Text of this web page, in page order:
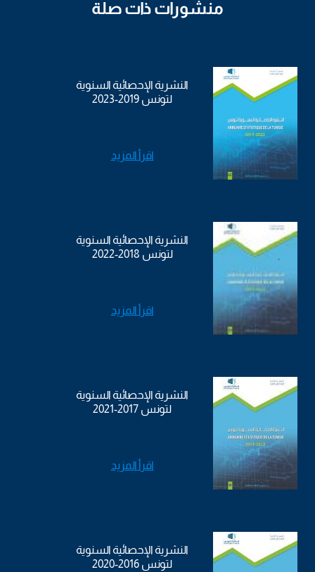
منشورات ذات صلة
النشرية الإحصائية السنوية
لتونس 2019-2023
اقرأ المزيد
النشرية الإحصائية السنوية
لتونس 2018-2022
اقرأ المزيد
النشرية الإحصائية السنوية
لتونس 2017-2021
اقرأ المزيد
النشرية الإحصائية السنوية
لتونس 2016-2020